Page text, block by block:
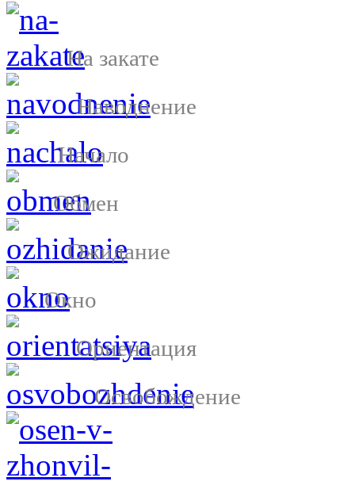
На закате
Наводнение
Начало
Обмен
Ожидание
Окно
Ориентация
Освобождение